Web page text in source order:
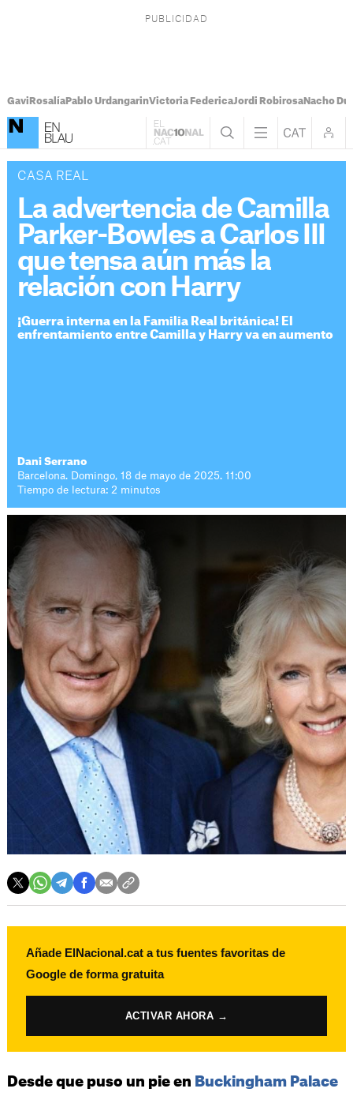
Gavi RosalíaPablo UrdangarinVictoria FedericaJordi RobirosaNacho
CASA REAL
La advertencia de Camilla
Parker-Bowles a Carlos III
que tensa aún más la
relación con Harry
¡Guerra interna en la Familia Real británica! El
enfrentamiento entre Camilla y Harry va en aumento
Dani Serrano
Barcelona. Domingo, 18 de mayo de 2025. 11:00
Tiempo de lectura: 2 minutos
Añade ElNacional.cat a tus fuentes favoritas de
Google de forma gratuita
ACTIVAR AHORA →
Desde que puso un pie en Buckingham Palace